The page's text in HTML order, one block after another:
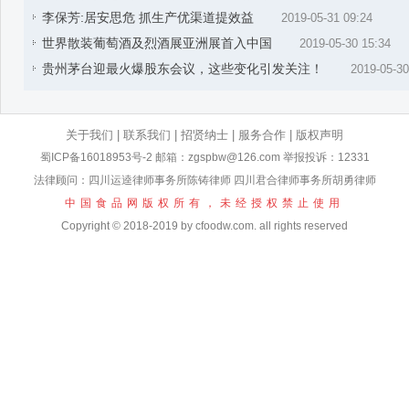
李保芳:居安思危 抓生产优渠道提效益 2019-05-31 09:24
世界散装葡萄酒及烈酒展亚洲展首入中国 2019-05-30 15:34
贵州茅台迎最火爆股东会议，这些变化引发关注！ 2019-05-
关于我们 联系我们 招贤纳士 服务合作 版权声明
蜀ICP备16018953号-2 邮箱：zgspbw@126.com 举报投诉：12331
法律顾问：四川运逵律师事务所陈铸律师 四川君合律师事务所胡勇律师
中国食品网版权所有，未经授权禁止使用
Copyright © 2018-2019 by cfoodw.com. all rights reserved